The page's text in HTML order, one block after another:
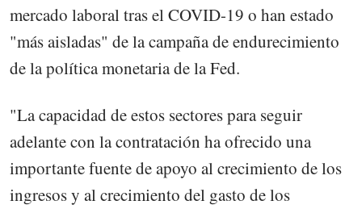
mercado laboral tras el COVID-19 o han estado
"más aisladas" de la campaña de endurecimiento
de la política monetaria de la Fed.
"La capacidad de estos sectores para seguir
adelante con la contratación ha ofrecido una
importante fuente de apoyo al crecimiento de los
ingresos y al crecimiento del gasto de los